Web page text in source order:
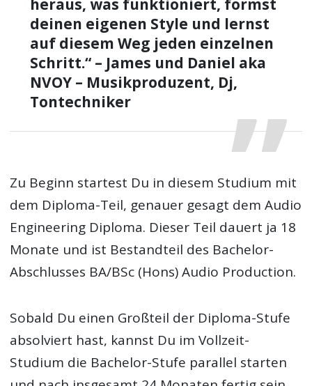
deinen eigenen Style und lernst
auf diesem Weg jeden einzelnen
Schritt.“ – James und Daniel aka
NVOY – Musikproduzent, Dj,
Tontechniker
Zu Beginn startest Du in diesem Studium mit
dem Diploma-Teil, genauer gesagt dem Audio
Engineering Diploma. Dieser Teil dauert ja 18
Monate und ist Bestandteil des Bachelor-
Abschlusses BA/BSc (Hons) Audio Production.
Sobald Du einen Großteil der Diploma-Stufe
absolviert hast, kannst Du im Vollzeit-
Studium die Bachelor-Stufe parallel starten